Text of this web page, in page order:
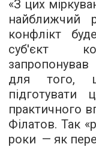
«З цих
найближчий
конфлікт
суб'єкт
для того,
практичного
Філатов. Так
роки — як